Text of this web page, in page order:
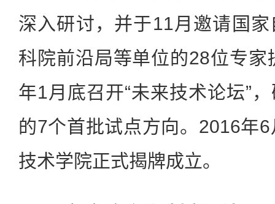
深入研讨，并于11月邀请国
科院前沿局等单位的28位专
年1月底召开“未来技术论坛”
的7个首批试点方向。2016年
技术学院正式揭牌成立。